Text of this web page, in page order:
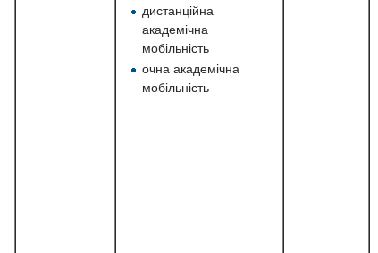
дистанційна
академічна
мобільність
очна академічна
мобільність